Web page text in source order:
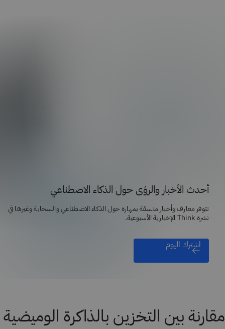
أحدث الأخبار والرؤى حول الذكاء الاصطناعي
تتوفر معارف وأخبار منسقة بمهارة حول الذكاء الاصطناعي والسحابة وغيرها في
نشرة Think الإخبارية الأسبوعية.
اشترك اليوم
مقارنة بين التخزين بالذاكرة الوميضية